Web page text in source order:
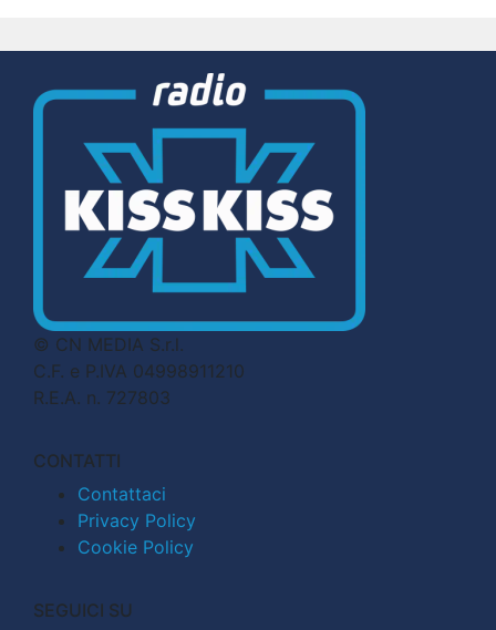
© CN MEDIA S.r.l.
C.F. e P.IVA 04998911210
R.E.A. n. 727803
CONTATTI
Contattaci
Privacy Policy
Cookie Policy
SEGUICI SU